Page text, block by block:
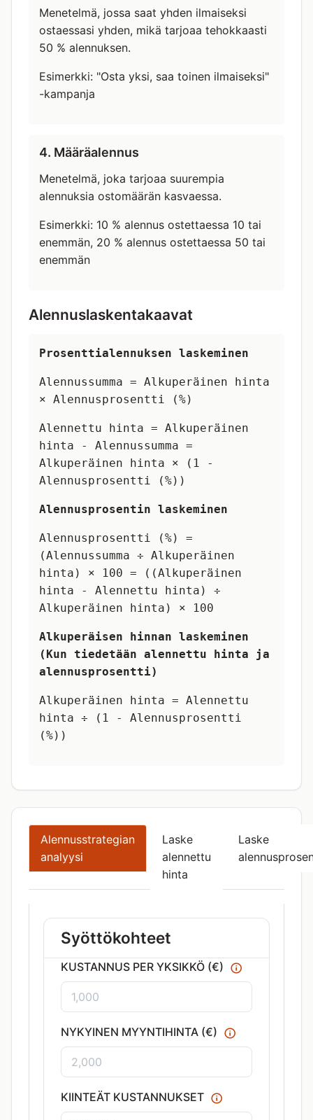
Menetelmä, jossa saat yhden ilmaiseksi
ostaessasi yhden, mikä tarjoaa tehokkaasti
50 % alennuksen.
Esimerkki: "Osta yksi, saa toinen ilmaiseksi"
-kampanja
4. Määräalennus
Menetelmä, joka tarjoaa suurempia
alennuksia ostomäärän kasvaessa.
Esimerkki: 10 % alennus ostettaessa 10 tai
enemmän, 20 % alennus ostettaessa 50 tai
enemmän
Alennuslaskentakaavat
Prosenttialennuksen laskeminen
Alennussumma = Alkuperäinen hinta
× Alennusprosentti (%)
Alennettu hinta = Alkuperäinen
hinta - Alennussumma =
Alkuperäinen hinta × (1 -
Alennusprosentti (%))
Alennusprosentin laskeminen
Alennusprosentti (%) =
(Alennussumma ÷ Alkuperäinen
hinta) × 100 = ((Alkuperäinen
hinta - Alennettu hinta) ÷
Alkuperäinen hinta) × 100
Alkuperäisen hinnan laskeminen
(Kun tiedetään alennettu hinta ja
alennusprosentti)
Alkuperäinen hinta = Alennettu
hinta ÷ (1 - Alennusprosentti
(%))
Alennusstrategian
analyysi
Laske
alennettu
hinta
Laske
Syöttökohteet
KUSTANNUS PER YKSIKKÖ (€)
NYKYINEN MYYNTIHINTA (€)
KIINTEÄT KUSTANNUKSET